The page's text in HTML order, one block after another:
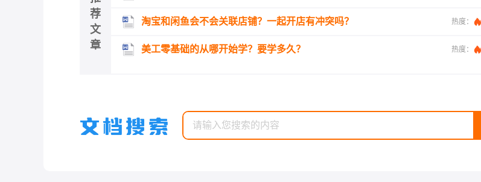
荐
文
章
淘宝和闲鱼会不会关联店铺？一起开店有冲突吗？ 热度：
美工零基础的从哪开始学？要学多久？ 热度：